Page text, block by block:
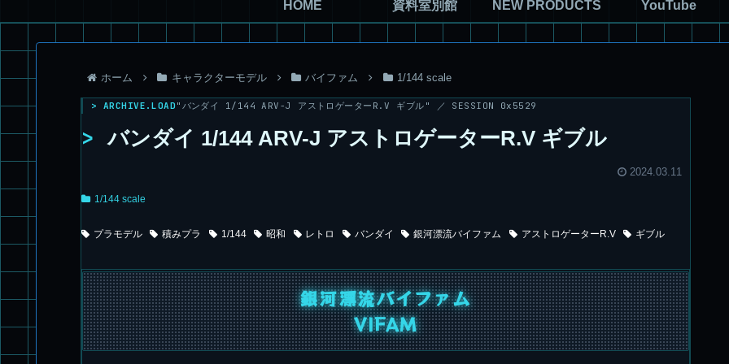
HOME 資料室別館 NEW PRODUCTS YouTube
ホーム キャラクターモデル バイファム 1/144 scale
> ARCHIVE.LOAD "バンダイ 1/144 ARV-J アストロゲーターR.V ギブル" ／ SESSION 0x5529
>バンダイ 1/144 ARV-J アストロゲーターR.V ギブル
2024.03.11
1/144 scale
プラモデル 積みプラ 1/144 昭和 レトロ バンダイ 銀河漂流バイファム アストロゲーターR.V ギブル
銀河漂流バイファム
VIFAM